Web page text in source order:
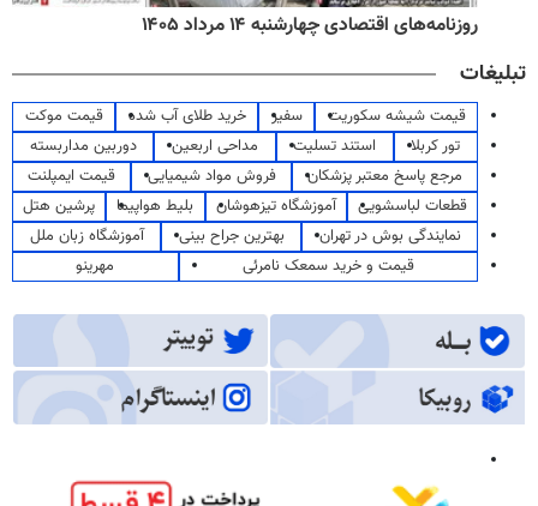
روزنامه‌های اقتصادی چهارشنبه ۱۴ مرداد ۱۴۰۵
تبلیغات
قیمت شیشه سکوریت سفیر خرید طلای آب شده
قیمت موکت
تور کربلا
استند تسلیت مداحی اربعین
دوربین مداربسته
مرجع پاسخ معتبر پزشکان
فروش مواد شیمیایی
قیمت ایمپلنت
قطعات لباسشویی
آموزشگاه تیزهوشان بلیط هواپیما
پرشین هتل
نمایندگی بوش در تهران
بهترین جراح بینی
آموزشگاه زبان ملل
قیمت و خرید سمعک نامرئی
مهرینو